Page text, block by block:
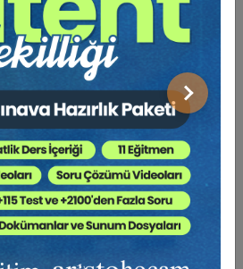
Sonraki
Enstitüsü